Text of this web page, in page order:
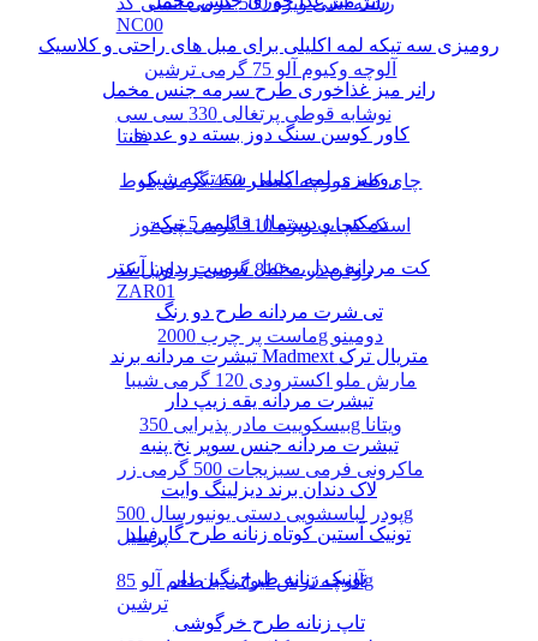
NC00
آلوچه وکیوم آلو 75 گرمی ترشین
نوشابه قوطی پرتغالی 330 سی سی
فانتا
چای کله مورچه معطر 450 گرمی بلوط
اسنک کچاپ ویژه 110 گرمی چی توز
روغن ذرت 810 گرمی زر اویل کد
ZAR01
ماست پر چرب 2000g دومینو
مارش ملو اکسترودی 120 گرمی شیبا
بیسکوییت مادر پذیرایی 350g ویتانا
ماکرونی فرمی سبزیجات 500 گرمی زر
پودر لباسشویی دستی یونیورسال 500g
پرسیل
آلوچه ترش لیوانی با طعم آلو 85g
ترشین
رومیزی سه تیکه لمه اکلیلی برای مبل های راحتی و کلاسیک
رانر میز غذاخوری طرح سرمه جنس مخمل
کاور کوسن سنگ دوز بسته دو عددی
رومیزی لمه اکلیلی سه تیکه شیک
دمکنی و دستمال قابلمه 5 تیکه
کت مردانه مدل مخمل سوییت بدون آستر
تی شرت مردانه طرح دو رنگ
تیشرت مردانه برند Madmext متریال ترک
تیشرت مردانه یقه زیپ دار
تیشرت مردانه جنس سوپر نخ پنبه
لاک دندان برند دیزلینگ وایت
تونیک آستین کوتاه زنانه طرح گارفیلد
تونیک زنانه طرح نگین دار
تاپ زنانه طرح خرگوشی